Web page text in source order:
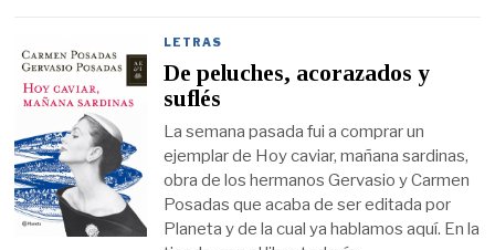
LETRAS
De peluches, acorazados y
suflés
La semana pasada fui a comprar un
ejemplar de Hoy caviar, mañana sardinas,
obra de los hermanos Gervasio y Carmen
Posadas que acaba de ser editada por
Planeta y de la cual ya hablamos aquí. En la